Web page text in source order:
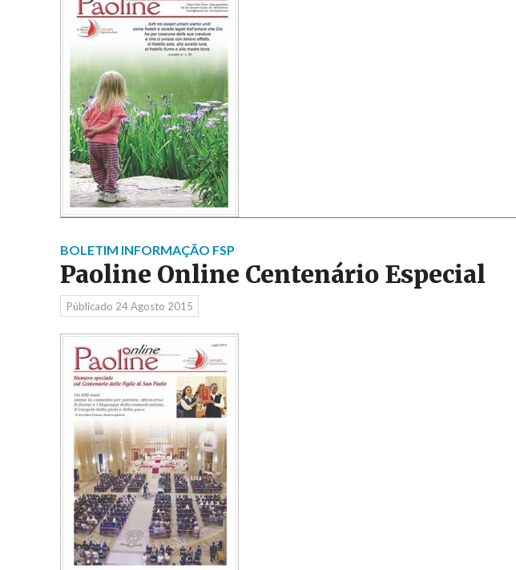
BOLETIM INFORMAÇÃO FSP
Paoline Online Centenário Especial
Públicado 24 Agosto 2015